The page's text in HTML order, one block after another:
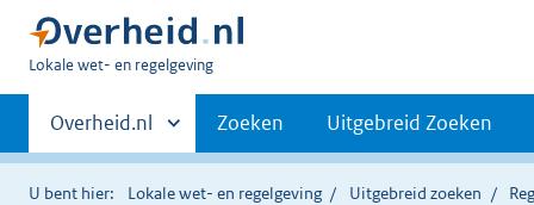
U
hier:
Lokale wet- en regelgeving
Primaire
navigatie
Andere
sites
binnen
Overheid.nl Zoeken Uitgebreid Zoeken
U bent hier: Lokale wet- en regelgeving Uitgebreid zoeken